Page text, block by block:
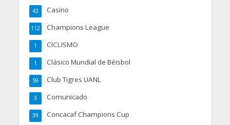
Casino
43
Champions League
112
CICLISMO
1
Clásico Mundial de Béisbol
1
Club Tigres UANL
59
Comunicado
3
Concacaf Champions Cup
39